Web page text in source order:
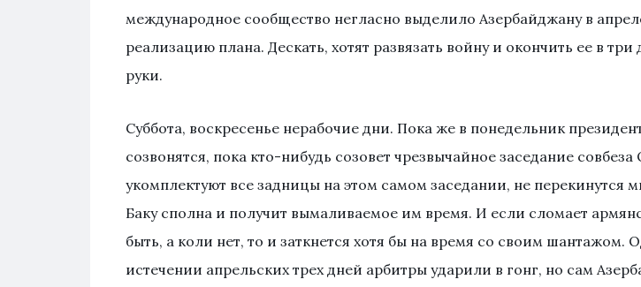
международное сообщество негласно выделило Азербайджану в
реализацию плана. Дескать, хотят развязать войну и окончить ее в
руки.
Суббота, воскресенье нерабочие дни. Пока же в понедельник
созвонятся, пока кто-нибудь созовет чрезвычайное заседание
укомплектуют все задницы на этом самом заседании, не перекинутся
Баку сполна и получит вымаливаемое им время. И если сломает
быть, а коли нет, то и заткнется хотя бы на время со своим шантажом.
истечении апрельских трех дней арбитры ударили в гонг, но сам